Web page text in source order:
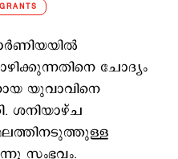
ചോദ്യം
യുവാവിനെ
ശനിയാഴ്ച
സംഭവം.